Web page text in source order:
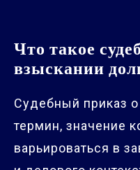
Что такое
взыскании
Судебный приказ
термин, значение
варьироваться в